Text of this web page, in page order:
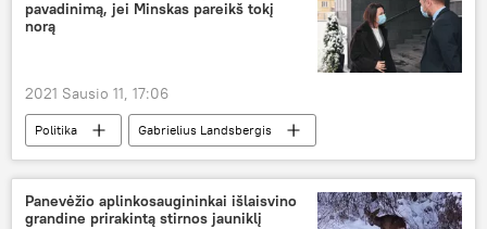
pavadinimą, jei Minskas pareikš tokį
norą
2021 Sausio 11, 17:06
Politika Gabrielius Landsbergis
Panevėžio aplinkosaugininkai išlaisvino
grandine prirakintą stirnos jauniklį